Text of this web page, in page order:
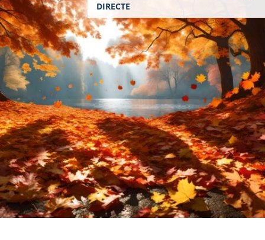
DIRECTE